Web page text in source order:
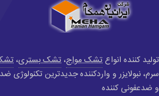
تولید کننده انواع تشک مواج،تشک بستری،
سرم، نبولایزر و واردکننده جدید‌ترین تکنولوژی
و ضدعفونی کننده